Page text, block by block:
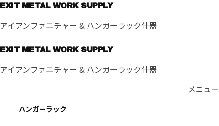
コ
テ
ツ
へ
ス
EXIT METAL WORK SUPPLY
アイアンファニチャー & ハンガーラック什器
EXIT METAL WORK SUPPLY
アイアンファニチャー & ハンガーラック什器
メニュー
ハンガーラック